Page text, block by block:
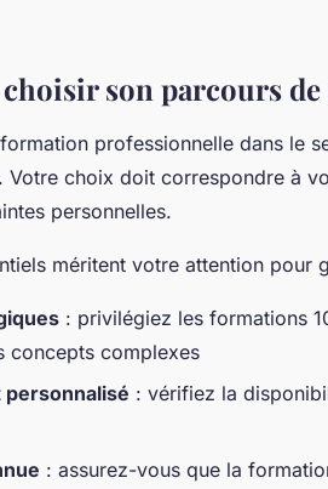
son parcours
professionnelle dans le
Votre choix doit correspondre à
personnelles.
méritent votre attention pour
: privilégiez les formations
concepts complexes
: vérifiez la
: assurez-vous que la